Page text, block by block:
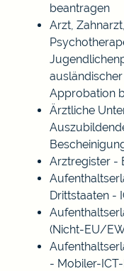
beantragen
Arzt,
Approbation
Ärztliche
Arztregister -
Drittstaaten -
(Nicht-EU/
- Mobiler-